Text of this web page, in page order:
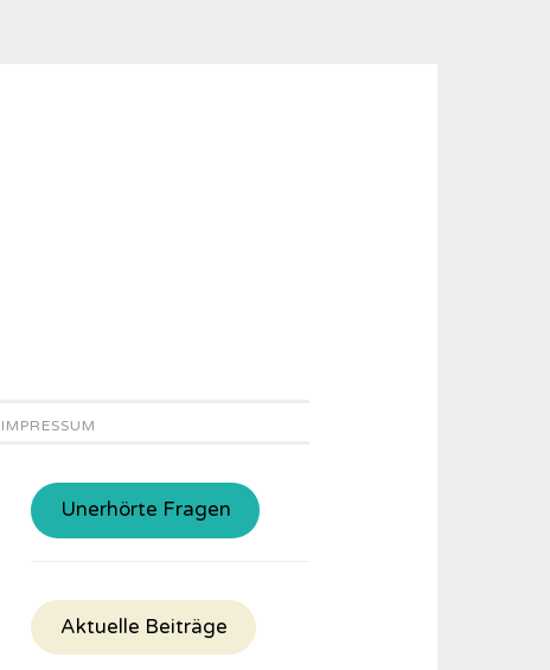
IMPRESSUM
Unerhörte Fragen
Aktuelle Beiträge